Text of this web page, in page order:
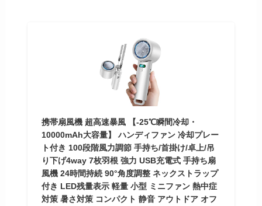
携帯扇風機 超高速暴風 【-25℃瞬間冷却・
10000mAh大容量】 ハンディファン 冷却プレー
ト付き 100段階風力調節 手持ち/首掛け/卓上/吊
り下げ4way 7枚羽根 強力 USB充電式 手持ち扇
風機 24時間持続 90°角度調整 ネックストラップ
付き LED残量表示 軽量 小型 ミニファン 熱中症
対策 暑さ対策 コンパクト 静音 アウトドア オフ